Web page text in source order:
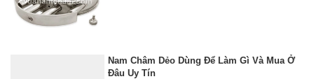
Nam Châm Dẻo Dùng Để Làm Gì Và Mua Ở
Đâu Uy Tín